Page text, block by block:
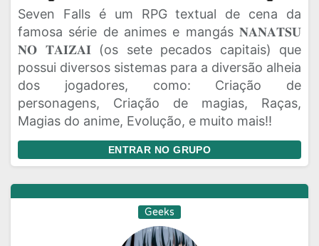
Seven Falls é um RPG textual de cena da
famosa série de animes e mangás 𝐍𝐀𝐍𝐀𝐓𝐒𝐔
𝐍𝐎 𝐓𝐀𝐈𝐙𝐀𝐈 (os sete pecados capitais) que
possui diversos sistemas para a diversão alheia
dos jogadores, como: Criação de
personagens, Criação de magias, Raças,
Magias do anime, Evolução, e muito mais!!
ENTRAR NO GRUPO
Geeks